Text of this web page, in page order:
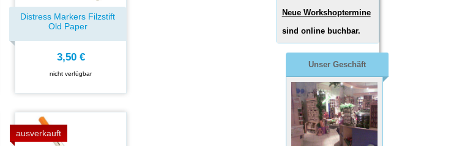
Distress Markers Filzstift
Old Paper
3,50 €
nicht verfügbar
ausverkauft
Neue Workshoptermine
sind online buchbar.
Unser Geschäft